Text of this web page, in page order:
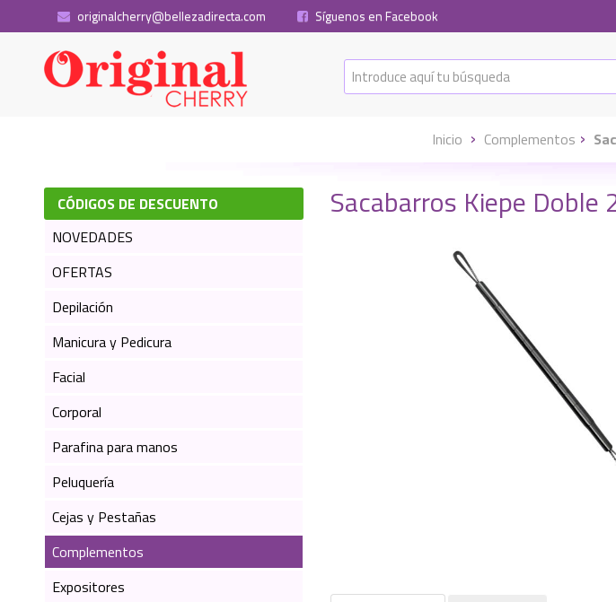
originalcherry@bellezadirecta.com Síguenos en Facebook
Inicio Complementos
CÓDIGOS DE DESCUENTO
NOVEDADES
OFERTAS
Depilación
Manicura y Pedicura
Facial
Corporal
Parafina para manos
Peluquería
Cejas y Pestañas
Complementos
Expositores
Sacabarros Kiepe Doble